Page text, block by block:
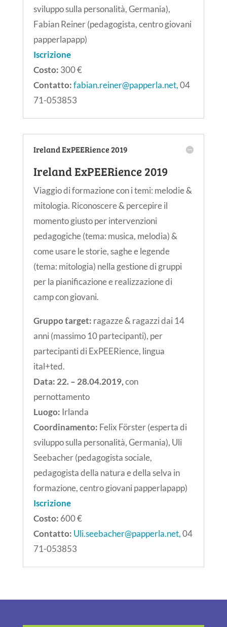
sviluppo sulla personalità, Germania),
Fabian Reiner (pedagogista,centro giovani
papperlapapp)
Iscrizione
Costo: 300 €
Contatto:fabian.reiner@papperla.net,04
71-053853
Ireland ExPEERience 2019
Ireland ExPEERience 2019
Viaggio di formazione con i temi: melodie &
mitologia. Riconoscere & percepire il
momento giusto per intervenzioni
pedagogiche (tema: musica, melodia) &
come usare le storie, saghe e legende
(tema: mitologia) nella gestione di gruppi
per la pianificazione e realizzazione di
camp con giovani.
Gruppo target: ragazze & ragazzi dai 14
anni (massimo 10 partecipanti), per
partecipanti di ExPEERience, lingua
ital+ted.
Data: 22. – 28.04.2019,con
pernottamento
Luogo: Irlanda
Coordinamento: Felix Förster (esperta di
sviluppo sulla personalità, Germania), Uli
Seebacher (pedagogista sociale,
pedagogista della natura e della selva in
formazione,centro giovani papperlapapp)
Iscrizione
Costo: 600 €
Contatto: Uli.seebacher@papperla.net,04
71-053853